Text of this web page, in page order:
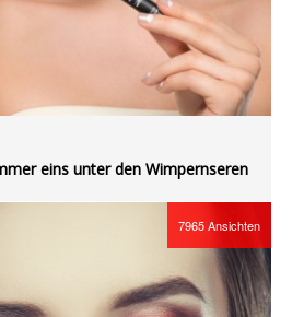
eins unter den Wimpernseren
7965Ansichten